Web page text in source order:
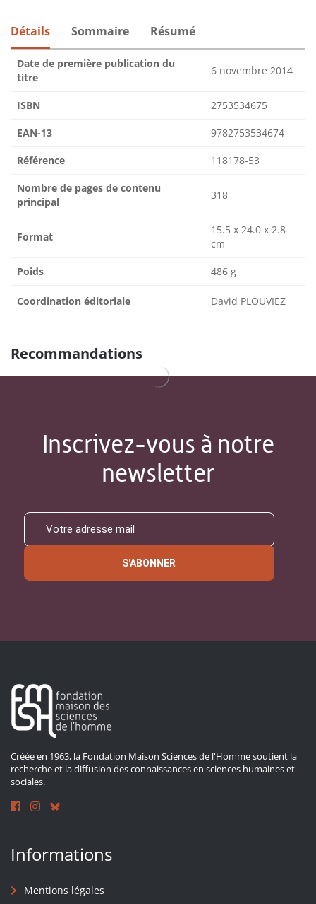
Détails Sommaire Résumé
Date de première publication du
titre
6 novembre 2014
ISBN 2753534675
EAN-13 9782753534674
Référence 118178-53
Nombre de pages de contenu
principal
318
Format
15.5 x 24.0 x 2.8
cm
Poids 486 g
Coordination éditoriale David PLOUVIEZ
Recommandations
Inscrivez-vous à notre
newsletter
S'ABONNER
Créée en 1963, la Fondation Maison Sciences de l'Homme soutient la
recherche et la diffusion des connaissances en sciences humaines et
sociales.
Informations
Mentions légales